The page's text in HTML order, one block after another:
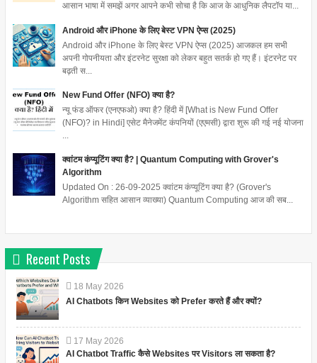
आसान भाषा में समझें अगर आपने कभी सोचा है कि आज के आधुनिक लैपटॉप या...
Android और iPhone के लिए बेस्ट VPN ऐप्स (2025)
Android और iPhone के लिए बेस्ट VPN ऐप्स (2025) आजकल हम सभी
अपनी गोपनीयता और इंटरनेट सुरक्षा को लेकर बहुत सतर्क हो गए हैं। इंटरनेट पर
बढ़ती स...
New Fund Offer (NFO) क्या है?
न्यू फंड ऑफर (एनएफओ) क्या है? हिंदी में [What is New Fund Offer
(NFO)? in Hindi] एसेट मैनेजमेंट कंपनियों (एएमसी) द्वारा शुरू की गई नई योजना
क्वांटम कंप्यूटिंग क्या है? | Quantum Computing with Grover's
Algorithm
Updated On : 26-09-2025 क्वांटम कंप्यूटिंग क्या है? (Grover's
Algorithm सहित आसान व्याख्या) Quantum Computing आज की सब...
Recent Posts
18 May 2026
AI Chatbots किन Websites को Prefer करते हैं और क्यों?
17 May 2026
AI Chatbot Traffic कैसे Websites पर Visitors ला सकता है?